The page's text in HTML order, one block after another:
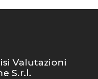
Valutazioni
S.r.l.